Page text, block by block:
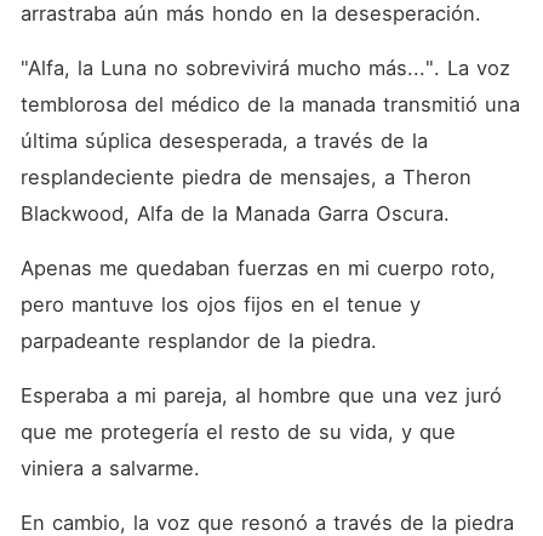
arrastraba aún más hondo en la desesperación.
"Alfa, la Luna no sobrevivirá mucho más...". La voz
temblorosa del médico de la manada transmitió una
última súplica desesperada, a través de la
resplandeciente piedra de mensajes, a Theron
Blackwood, Alfa de la Manada Garra Oscura.
Apenas me quedaban fuerzas en mi cuerpo roto,
pero mantuve los ojos fijos en el tenue y
parpadeante resplandor de la piedra.
Esperaba a mi pareja, al hombre que una vez juró
que me protegería el resto de su vida, y que
viniera a salvarme.
En cambio, la voz que resonó a través de la piedra